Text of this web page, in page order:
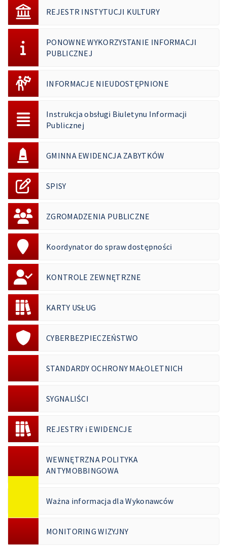
REJESTR INSTYTUCJI KULTURY
PONOWNE WYKORZYSTANIE INFORMACJI
PUBLICZNEJ
INFORMACJE NIEUDOSTĘPNIONE
Instrukcja obsługi Biuletynu Informacji
Publicznej
GMINNA EWIDENCJA ZABYTKÓW
SPISY
ZGROMADZENIA PUBLICZNE
Koordynator do spraw dostępności
KONTROLE ZEWNĘTRZNE
KARTY USŁUG
CYBERBEZPIECZEŃSTWO
STANDARDY OCHRONY MAŁOLETNICH
SYGNALIŚCI
REJESTRY i EWIDENCJE
WEWNĘTRZNA POLITYKA
ANTYMOBBINGOWA
Ważna informacja dla Wykonawców
MONITORING WIZYJNY